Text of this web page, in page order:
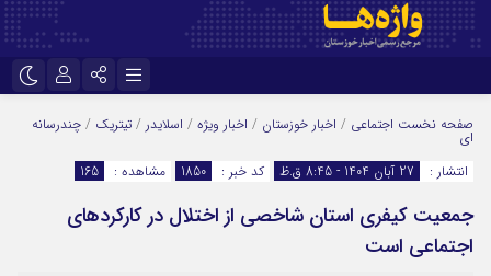
اینستاگرام
تلگرام
سروش
ایتا
آپارات
اپلیکیشن
صفحه نخست اجتماعی / اخبار خوزستان / اخبار ویژه / اسلایدر / تیتریک / چندرسانه
ای
انتشار :
27 آبان 1404 - 8:45 ق.ظ کد خبر : 1850 مشاهده : 165
جمعیت کیفری استان شاخصی از اختلال در کارکردهای
اجتماعی است